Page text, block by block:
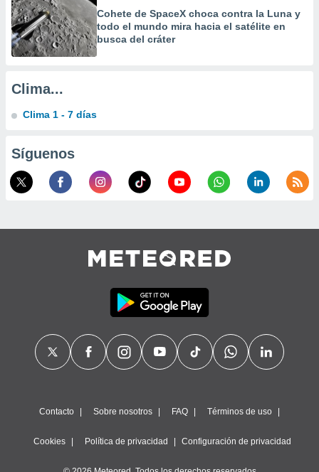
de
o a través
de
de
de
con el
e
mediante
Cohete de SpaceX choca contra la Luna y
todo el mundo mira hacia el satélite en
busca del cráter
Clima...
Clima 1 - 7 días
Síguenos
Contacto Sobre nosotros FAQ Términos de uso
Cookies Política de privacidad Configuración de privacidad